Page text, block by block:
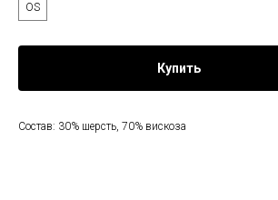
OS
Купить
Состав: 30% шерсть, 70% вискоза